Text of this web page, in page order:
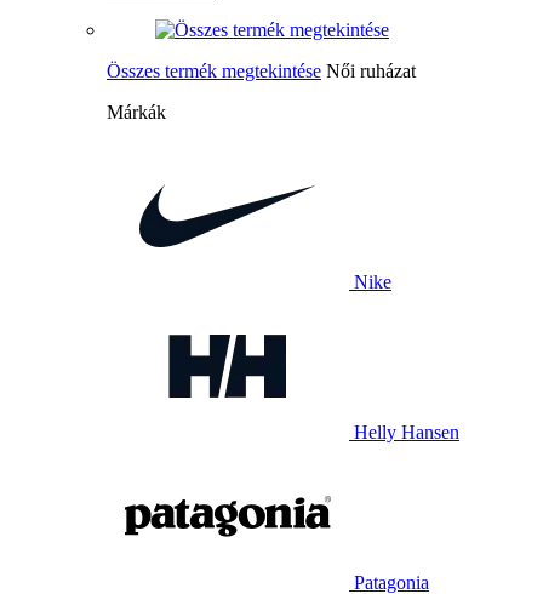
Összes termék megtekintése Női ruházat
Márkák
Nike
Helly Hansen
Patagonia